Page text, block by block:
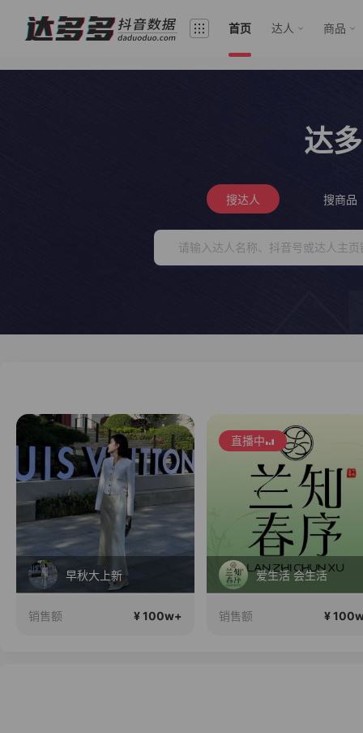
首页 达人 商品
达
搜达人 搜商品
早秋大上新
销售额 ¥ 100w+
直播中
爱生活 会生活
销售额 ¥